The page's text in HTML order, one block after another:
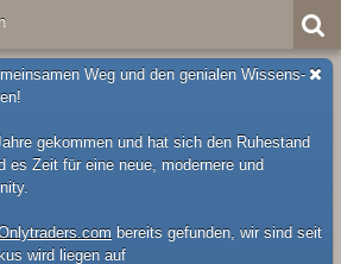
Weg und den genialen Wissens-
gekommen und hat sich den Ruhestand
es Zeit für eine neue, modernere und
bereits gefunden, wir sind seit
wird liegen auf